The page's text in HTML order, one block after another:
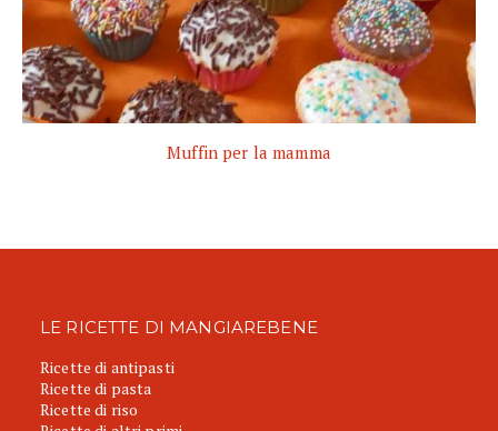
Muffin per la mamma
LE RICETTE DI MANGIAREBENE
Ricette di antipasti
Ricette di pasta
Ricette di riso